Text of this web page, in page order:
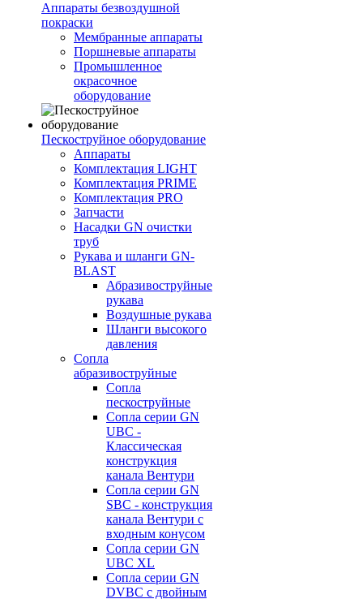
Аппараты безвоздушной
покраски
Мембранные аппараты
Поршневые аппараты
Промышленное
окрасочное
оборудование
Пескоструйное оборудование
Аппараты
Комплектация LIGHT
Комплектация PRIME
Комплектация PRO
Запчасти
Насадки GN очистки
труб
Рукава и шланги GN-
BLAST
Абразивоструйные
рукава
Воздушные рукава
Шланги высокого
давления
Сопла
абразивоструйные
Сопла
пескоструйные
Сопла серии GN
UBC -
Классическая
конструкция
канала Вентури
Сопла серии GN
SBC - конструкция
канала Вентури c
входным конусом
Сопла серии GN
UBC XL
Сопла серии GN
DVBC с двойным